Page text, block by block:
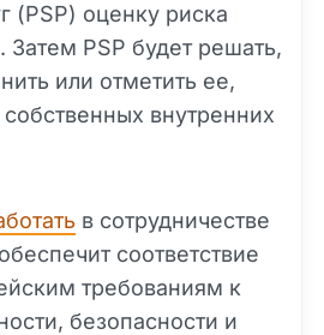
(PSP) оценку риска
PSP будет решать,
или отметить ее,
внутренних
в сотрудничестве
соответствие
требованиям к
безопасности и